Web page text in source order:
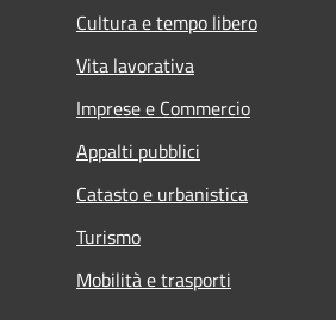
Cultura e tempo libero
Vita lavorativa
Imprese e Commercio
Appalti pubblici
Catasto e urbanistica
Turismo
Mobilità e trasporti